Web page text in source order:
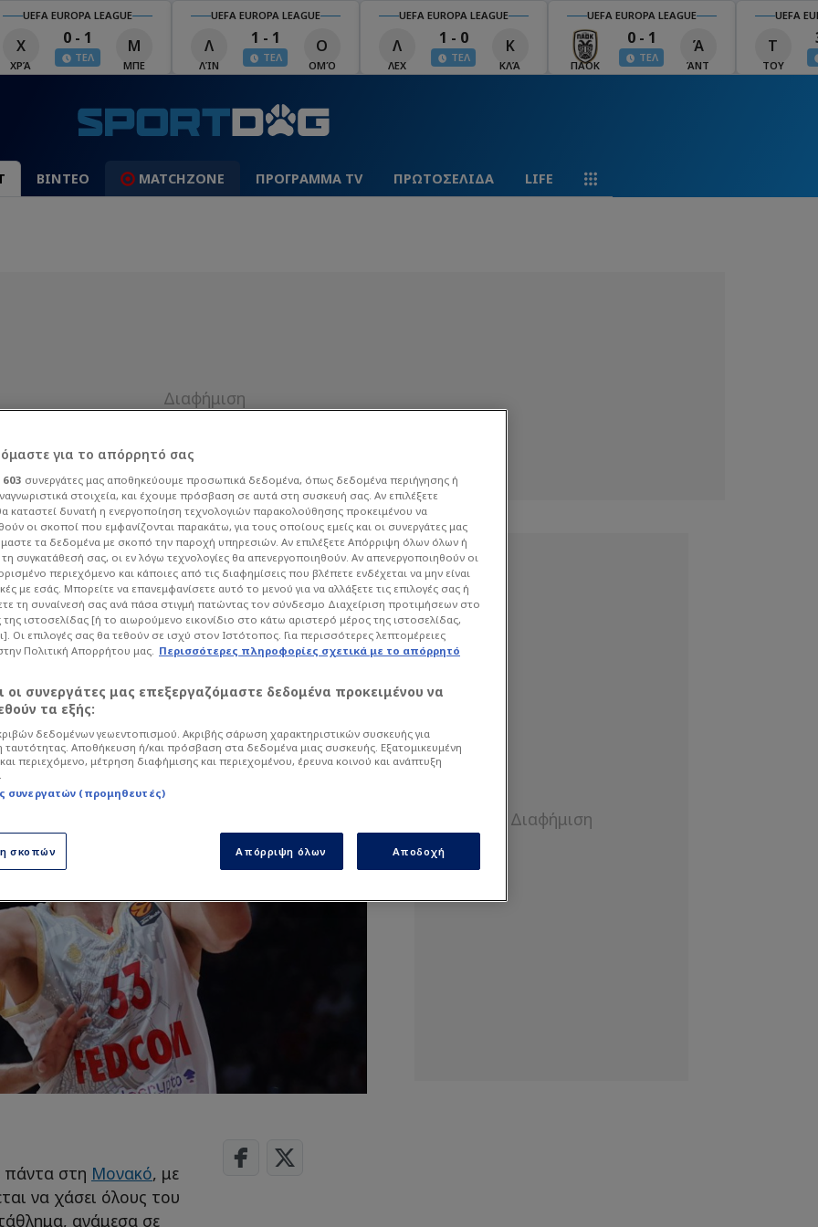
UEFA EUROPA LEAGUE
Χ
ΧΡΆ
0 - 1
ΤΕΛ
Μ
ΜΠΕ
UEFA EUROPA LEAGUE
Λ
ΛΊΝ
1 - 1
ΤΕΛ
Ο
ΟΜΌ
UEFA EUROPA LEAGUE
Λ
ΛΕΧ
1 - 0
ΤΕΛ
Κ
ΚΛΆ
UEFA EUROPA LEAGUE
ΠΑΟΚ
0 - 1
ΤΕΛ
Ά
ΆΝΤ
UEFA
Τ
ΤΟΥ
ΒΙΝΤΕΟ MATCHZONE ΠΡΟΓΡΑΜΜΑ TV ΠΡΩΤΟΣΕΛΙΔΑ LIFE
Η ομάδα EuroCup
Europe Cup
να αποχωρήσει από τη Μονακό και
φαίνεται να θέλει να τον αποκτήσει.
πάντα στη Μονακό, με
να χάσει όλους του
ανάμεσα σε
για το απόρρητό σας
603 συνεργάτες μας αποθηκεύουμε προσωπικά δεδομένα, όπως δεδομένα περιήγησης ή
στοιχεία, και έχουμε πρόσβαση σε αυτά στη συσκευή σας. Αν επιλέξετε
καταστεί δυνατή η ενεργοποίηση τεχνολογιών παρακολούθησης προκειμένου να
οι σκοποί που εμφανίζονται παρακάτω, για τους οποίους εμείς και οι συνεργάτες μας
τα δεδομένα με σκοπό την παροχή υπηρεσιών. Αν επιλέξετε Απόρριψη όλων όλων ή
συγκατάθεσή σας, οι εν λόγω τεχνολογίες θα απενεργοποιηθούν. Αν απενεργοποιηθούν οι
περιεχόμενο και κάποιες από τις διαφημίσεις που βλέπετε ενδέχεται να μην είναι
με εσάς. Μπορείτε να επανεμφανίσετε αυτό το μενού για να αλλάξετε τις επιλογές σας ή
τη συναίνεσή σας ανά πάσα στιγμή πατώντας τον σύνδεσμο Διαχείριση προτιμήσεων στο
ιστοσελίδας [ή το αιωρούμενο εικονίδιο στο κάτω αριστερό μέρος της ιστοσελίδας,
Οι επιλογές σας θα τεθούν σε ισχύ στον Ιστότοπος. Για περισσότερες λεπτομέρειες
Πολιτική Απορρήτου μας. Περισσότερες πληροφορίες σχετικά με το απόρρητό
οι συνεργάτες μας επεξεργαζόμαστε δεδομένα προκειμένου να
τα εξής:
δεδομένων γεωεντοπισμού. Ακριβής σάρωση χαρακτηριστικών συσκευής για
ταυτότητας. Αποθήκευση ή/και πρόσβαση στα δεδομένα μιας συσκευής. Εξατομικευμένη
περιεχόμενο, μέτρηση διαφήμισης και περιεχομένου, έρευνα κοινού και ανάπτυξη
συνεργατών (προμηθευτές)
σκοπών Απόρριψη όλων Αποδοχή